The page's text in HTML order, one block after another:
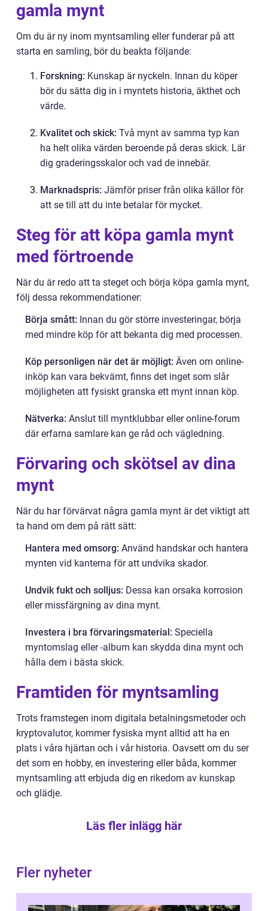
gamla mynt
Om du är ny inom myntsamling eller funderar på att
starta en samling, bör du beakta följande:
Forskning: Kunskap är nyckeln. Innan du köper
bör du sätta dig in i myntets historia, äkthet och
värde.
Kvalitet och skick: Två mynt av samma typ kan
ha helt olika värden beroende på deras skick. Lär
dig graderingsskalor och vad de innebär.
Marknadspris: Jämför priser från olika källor för
att se till att du inte betalar för mycket.
Steg för att köpa gamla mynt
med förtroende
När du är redo att ta steget och börja köpa gamla mynt,
följ dessa rekommendationer:
Börja smått: Innan du gör större investeringar, börja
med mindre köp för att bekanta dig med processen.
Köp personligen när det är möjligt: Även om online-
inköp kan vara bekvämt, finns det inget som slår
möjligheten att fysiskt granska ett mynt innan köp.
Nätverka: Anslut till myntklubbar eller online-forum
där erfarna samlare kan ge råd och vägledning.
Förvaring och skötsel av dina
mynt
När du har förvärvat några gamla mynt är det viktigt att
ta hand om dem på rätt sätt:
Hantera med omsorg: Använd handskar och hantera
mynten vid kanterna för att undvika skador.
Undvik fukt och solljus: Dessa kan orsaka korrosion
eller missfärgning av dina mynt.
Investera i bra förvaringsmaterial: Speciella
myntomslag eller -album kan skydda dina mynt och
hålla dem i bästa skick.
Framtiden för myntsamling
Trots framstegen inom digitala betalningsmetoder och
kryptovalutor, kommer fysiska mynt alltid att ha en
plats i våra hjärtan och i vår historia. Oavsett om du ser
det som en hobby, en investering eller båda, kommer
myntsamling att erbjuda dig en rikedom av kunskap
och glädje.
Läs fler inlägg här
Fler nyheter